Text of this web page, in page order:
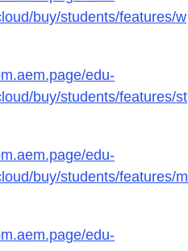
buy/students/features/w
edu-
buy/students/features/st
edu-
buy/students/features/m
edu-